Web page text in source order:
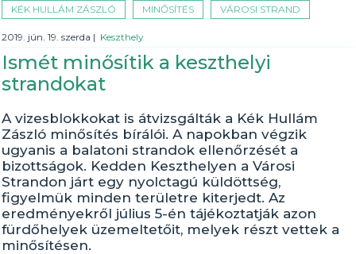
KÉK HULLÁM ZÁSZLÓ MINŐSÍTÉS VÁROSI STRAND
2019. jún. 19. szerda | Keszthely
Ismét minősítik a keszthelyi
strandokat
A vizesblokkokat is átvizsgálták a Kék Hullám
Zászló minősítés bírálói. A napokban végzik
ugyanis a balatoni strandok ellenőrzését a
bizottságok. Kedden Keszthelyen a Városi
Strandon járt egy nyolctagú küldöttség,
figyelmük minden területre kiterjedt. Az
eredményekről július 5-én tájékoztatják azon
fürdőhelyek üzemeltetőit, melyek részt vettek a
minősítésen.